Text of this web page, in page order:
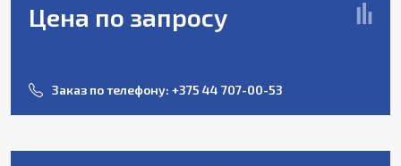
Цена по запросу
Заказ по телефону: +375 44 707-00-53